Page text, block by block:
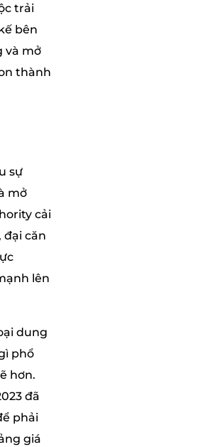
trải
bên
và mở
thành
sự
mở
cải
căn
lên
dung
phổ
hơn.
đã
phải
giá